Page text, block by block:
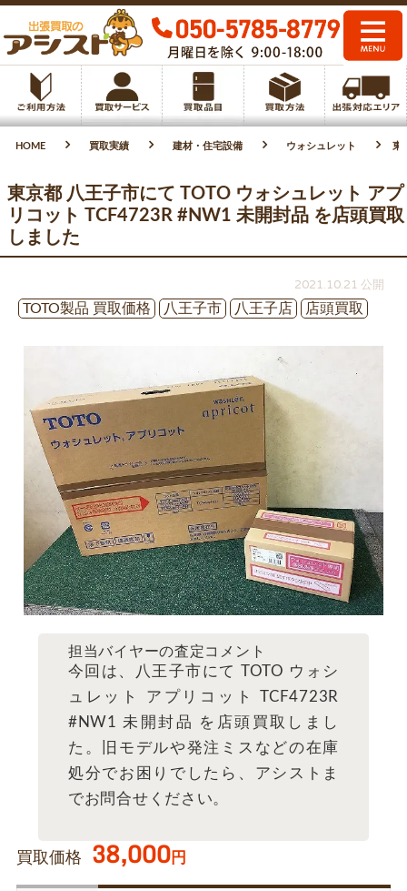
HOME 買取実績 建材・住宅設備 ウォシュレット 東
東京都 八王子市にて TOTO ウォシュレット アプ
リコット TCF4723R #NW1 未開封品 を店頭買取
しました
2021.10.21 公開
TOTO製品 買取価格
八王子市 八王子店 店頭買取
担当バイヤーの査定コメント
今回は、八王子市にて TOTO ウォシ
ュレット アプリコット TCF4723R
#NW1 未開封品 を店頭買取しまし
た。旧モデルや発注ミスなどの在庫
処分でお困りでしたら、アシストま
でお問合せください。
買取価格 38,000円